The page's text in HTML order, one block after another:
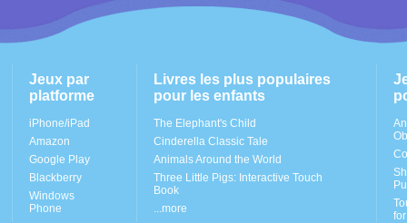
Jeux par
platforme
iPhone/iPad
Amazon
Google Play
Blackberry
Windows
Phone
Livres les plus populaires
pour les enfants
The Elephant's Child
Cinderella Classic Tale
Animals Around the World
Three Little Pigs: Interactive Touch
Book
...more